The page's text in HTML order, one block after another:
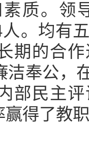
质。领
。均有
期的合
洁奉公，
部民主
得了教